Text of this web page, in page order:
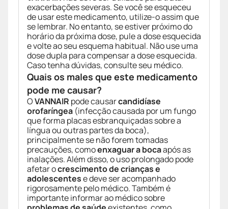
exacerbações severas. Se você se esqueceu
de usar este medicamento, utilize-o assim que
se lembrar. No entanto, se estiver próximo do
horário da próxima dose, pule a dose esquecida
e volte ao seu esquema habitual. Não use uma
dose dupla para compensar a dose esquecida.
Caso tenha dúvidas, consulte seu médico.
Quais os males que este medicamento
pode me causar?
OVANNAIR pode causarcandidíase
orofaríngea (infecção causada por um fungo
que forma placas esbranquiçadas sobre a
língua ou outras partes da boca),
principalmente se não forem tomadas
precauções, comoenxaguar a bocaapós as
inalações. Além disso, o uso prolongado pode
afetar ocrescimento de crianças e
adolescentese deve ser acompanhado
rigorosamente pelo médico. Também é
importante informar ao médico sobre